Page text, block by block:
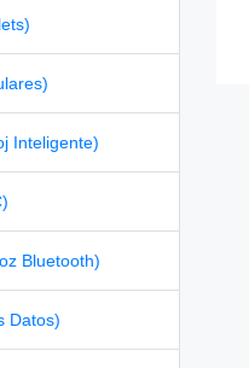
Inteligente)
Bluetooth)
Datos)